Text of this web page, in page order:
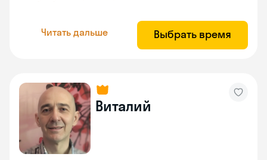
Читать дальше Выбрать время
Виталий